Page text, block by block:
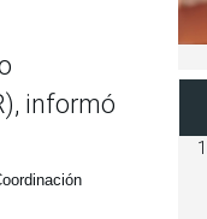
informó